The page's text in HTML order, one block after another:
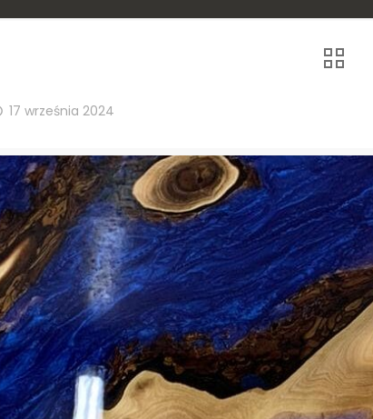
17 września 2024